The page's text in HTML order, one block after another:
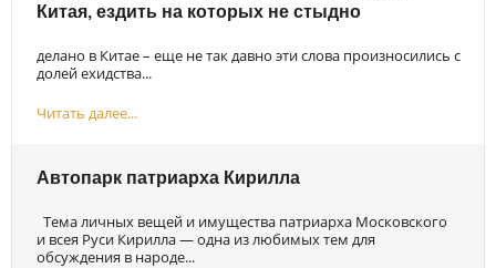
Китая, ездить на которых не стыдно
делано в Китае – еще не так давно эти слова произносились с
долей ехидства...
Читать далее...
Автопарк патриарха Кирилла
Тема личных вещей и имущества патриарха Московского
и всея Руси Кирилла — одна из любимых тем для
обсуждения в народе...